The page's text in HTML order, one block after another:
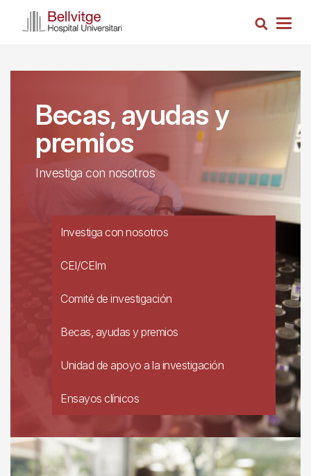
Busca
Becas, ayudas y
premios
Investiga con nosotros
Investiga con nosotros
CEI/CEIm
Comité de investigación
Becas, ayudas y premios
Unidad de apoyo a la investigación
Ensayos clínicos